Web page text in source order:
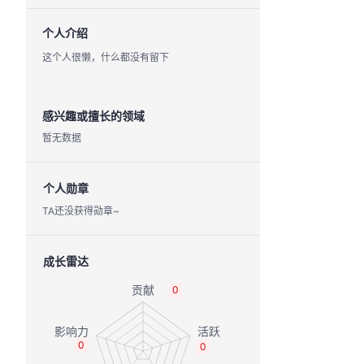
个人介绍
这个人很懒，什么都没有留下
感兴趣或擅长的领域
暂无数据
个人勋章
TA还没获得勋章~
成长雷达
0
0
0